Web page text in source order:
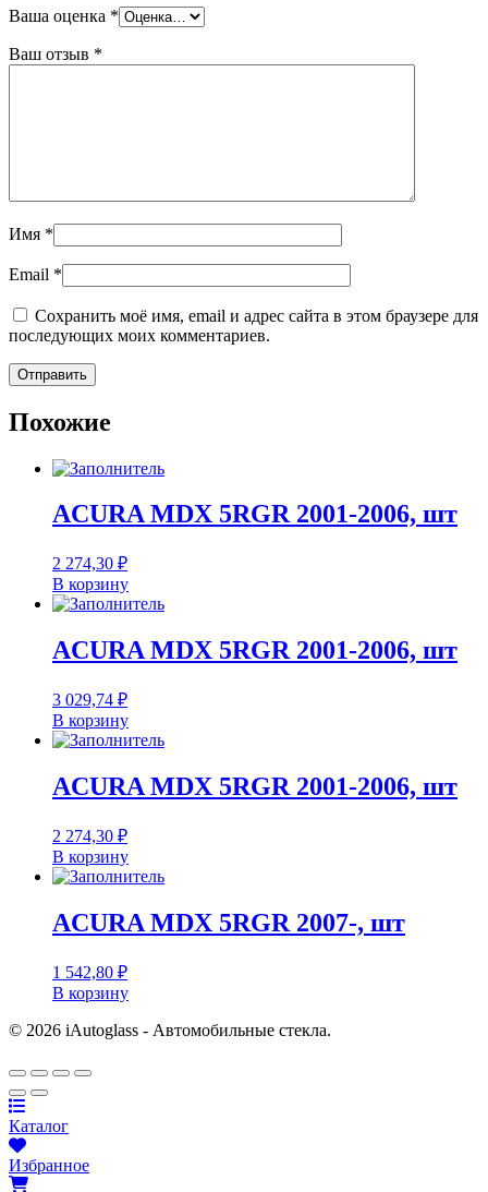
Ваша оценка *
Ваш отзыв *
Имя *
Email *
Сохранить моё имя, email и адрес сайта в этом браузере для
последующих моих комментариев.
Похожие
ACURA MDX 5RGR 2001-2006, шт
2 274,30 ₽
В корзину
ACURA MDX 5RGR 2001-2006, шт
3 029,74 ₽
В корзину
ACURA MDX 5RGR 2001-2006, шт
2 274,30 ₽
В корзину
ACURA MDX 5RGR 2007-, шт
1 542,80 ₽
В корзину
© 2026 iAutoglass - Автомобильные стекла.
Каталог
Избранное